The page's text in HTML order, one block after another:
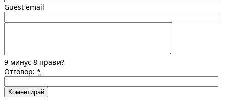
Guest email
9 минус 8 прави?
Отговор: *